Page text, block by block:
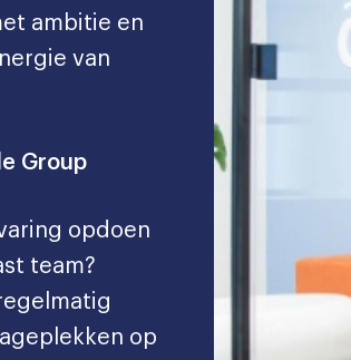
ambitie en
van
Group
opdoen
team?
op